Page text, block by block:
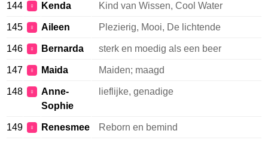
144 ♀ Kenda Kind van Wissen, Cool Water
145 ♀ Aileen Plezierig, Mooi, De lichtende
146 ♀ Bernarda sterk en moedig als een beer
147 ♀ Maida Maiden; maagd
148 ♀
Anne-
Sophie
lieflijke, genadige
149 ♀ Renesmee Reborn en bemind